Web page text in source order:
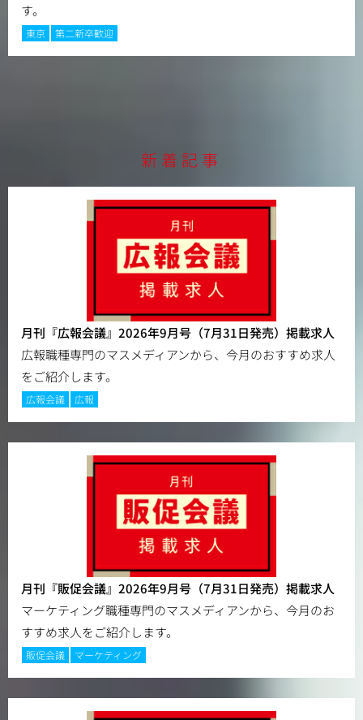
す。
東京 第二新卒歓迎
新着記事
月刊『広報会議』2026年9月号（7月31日発売）掲載求人
広報職種専門のマスメディアンから、今月のおすすめ求人
をご紹介します。
広報会議 広報
月刊『販促会議』2026年9月号（7月31日発売）掲載求人
マーケティング職種専門のマスメディアンから、今月のお
すすめ求人をご紹介します。
販促会議 マーケティング